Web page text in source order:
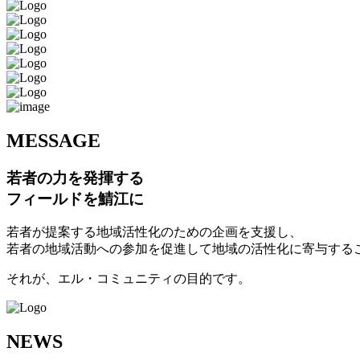
MESSAGE
若者の力を発揮する
フィールドを鯖江に
若者が提案する地域活性化のための企画を支援し、
若者の地域活動への参加を促進して地域の活性化に寄与する
それが、エル・コミュニティの目的です。
NEWS